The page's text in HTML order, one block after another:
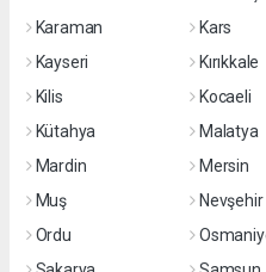
Karaman
Kars
Kayseri
Kırıkkale
Kilis
Kocaeli
Kütahya
Malatya
Mardin
Mersin
Muş
Nevşehir
Ordu